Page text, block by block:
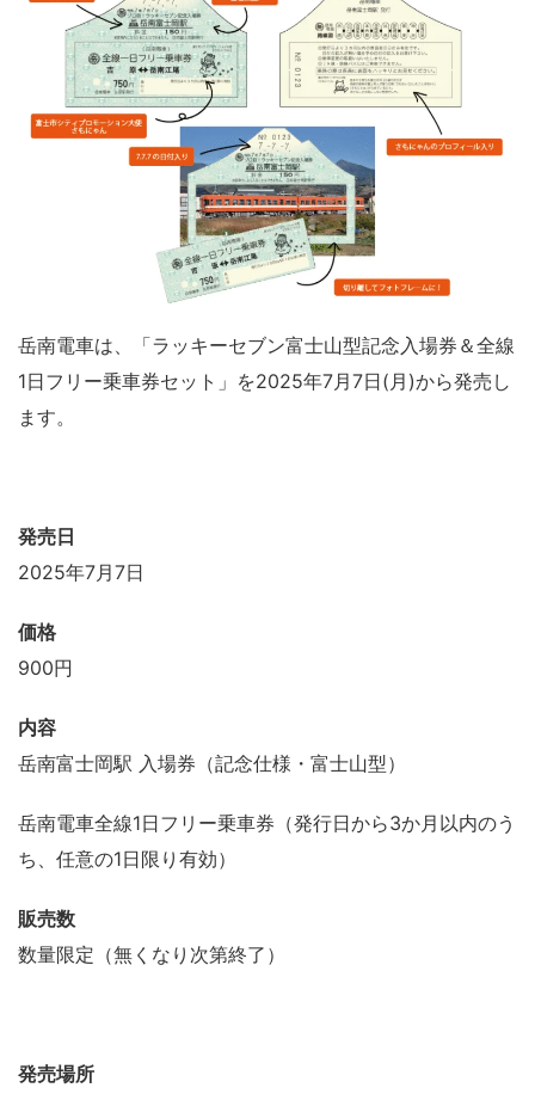
岳南電車は、「ラッキーセブン富士山型記念入場券＆全線
1日フリー乗車券セット」を2025年7月7日(月)から発売し
ます。
発売日
2025年7月7日
価格
900円
内容
岳南富士岡駅 入場券（記念仕様・富士山型）
岳南電車全線1日フリー乗車券（発行日から3か月以内のう
ち、任意の1日限り有効）
販売数
数量限定（無くなり次第終了）
発売場所